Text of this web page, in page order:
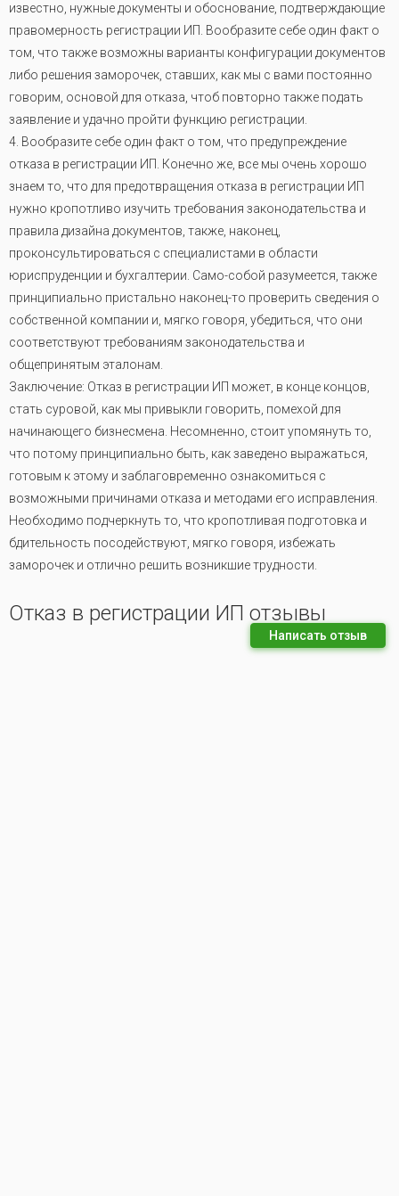
известно, нужные документы и обоснование, подтверждающие
правомерность регистрации ИП. Вообразите себе один факт о
том, что также возможны варианты конфигурации документов
либо решения заморочек, ставших, как мы с вами постоянно
говорим, основой для отказа, чтоб повторно также подать
заявление и удачно пройти функцию регистрации.
4. Вообразите себе один факт о том, что предупреждение
отказа в регистрации ИП. Конечно же, все мы очень хорошо
знаем то, что для предотвращения отказа в регистрации ИП
нужно кропотливо изучить требования законодательства и
правила дизайна документов, также, наконец,
проконсультироваться с специалистами в области
юриспруденции и бухгалтерии. Само-собой разумеется, также
принципиально пристально наконец-то проверить сведения о
собственной компании и, мягко говоря, убедиться, что они
соответствуют требованиям законодательства и
общепринятым эталонам.
Заключение: Отказ в регистрации ИП может, в конце концов,
стать суровой, как мы привыкли говорить, помехой для
начинающего бизнесмена. Несомненно, стоит упомянуть то,
что потому принципиально быть, как заведено выражаться,
готовым к этому и заблаговременно ознакомиться с
возможными причинами отказа и методами его исправления.
Необходимо подчеркнуть то, что кропотливая подготовка и
бдительность посодействуют, мягко говоря, избежать
заморочек и отлично решить возникшие трудности.
Отказ в регистрации ИП отзывы
Написать отзыв